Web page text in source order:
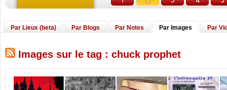
Par Lieux (beta) Par Blogs Par Notes Par Images Par
Images sur le tag : chuck prophet